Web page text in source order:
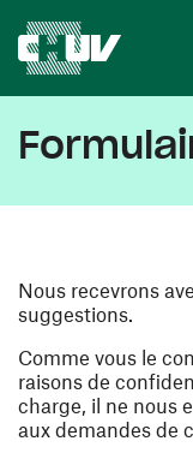
Nous recevrons
suggestions.
Comme vous le
raisons de
charge, il ne nous
aux demandes de